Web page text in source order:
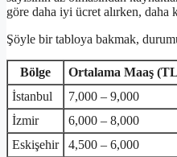
göre daha iyi ücret alırken, daha
Şöyle bir tabloya bakmak,
Bölge Ortalama Maaş
İstanbul
7,000 – 9,000
İzmir
6,000 – 8,000
Eskişehir
4,500 – 6,000